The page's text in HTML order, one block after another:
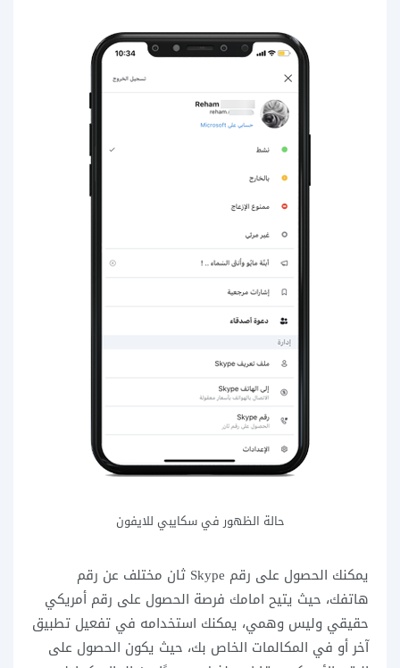
حالة الظهور في سكايبي للايفون
يمكنك الحصول على رقم Skype ثان مختلف عن رقم
هاتفك، حيث يتيح امامك فرصة الحصول على رقم أمريكي
حقيقي وليس وهمي، يمكنك استخدامه في تفعيل تطبيق
آخر أو في المكالمات الخاص بك، حيث يكون الحصول على